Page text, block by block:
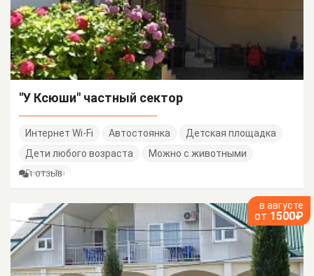
"У Ксюши" частный сектор
Интернет Wi-Fi Автостоянка
Детская площадка
Дети любого возраста
Можно с животными
Бассейн
1 ОТЗЫВ
в августе
от 1500₽